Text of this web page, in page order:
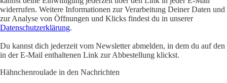
widerrufen. Weitere Informationen zur Verarbeitung Deiner Daten und
zur Analyse von Öffnungen und Klicks findest du in unserer
Datenschutzerklärung.
Du kannst dich jederzeit vom Newsletter abmelden, in dem du auf den
in der E-Mail enthaltenen Link zur Abbestellung klickst.
Hähnchenroulade in den Nachrichten